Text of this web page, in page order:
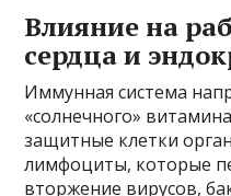
Влияние на
сердца и
Иммунная система
«солнечного»
защитные клетки
лимфоциты, которые
вторжение вирусов,